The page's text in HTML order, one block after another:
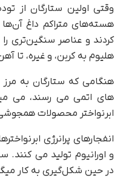
وقتی اولین ستارگان از
هسته‌های متراکم داغ آن‌ها
کردند و عناصر سنگین‌تری
هلیوم به کربن، و غیره، تا
هنگامی که ستارگان به
های اتمی می رسند، می
ابرنواختر محصولات
انفجارهای پرانرژی
و اورانیوم تولید می
در حین شکل‌گیری به کار